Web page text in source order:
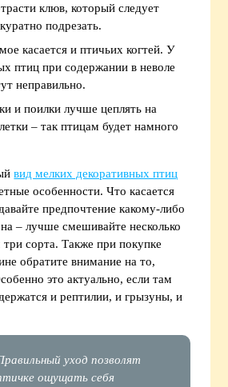
клюв, который следует
подрезать.
касается и птичьих когтей. У
птиц при содержании в неволе
неправильно.
и поилки лучше цеплять на
– так птицам будет намного
вид мелких декоративных птиц
особенности. Что касается
предпочтение какому-либо
– лучше смешивайте несколько
сорта. Также при покупке
обратите внимание на то,
это актуально, если там
и рептилии, и грызуны, и
уход позволят
ощущать себя